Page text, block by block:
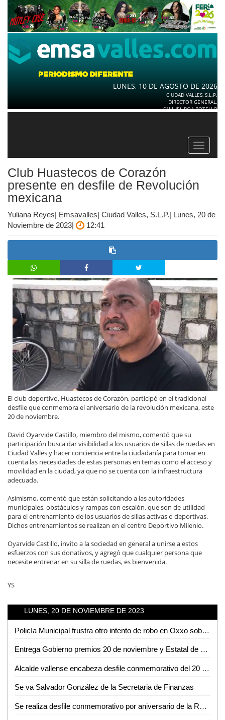
LUNES, 10 DE AGOSTO DE 2026
CIUDAD VALLES, S.L.P.
DIRECTOR GENERAL.
SAMUEL ROA BOTELLO
Toggle
Club Huastecos de Corazón
presente en desfile de Revolución
mexicana
Yuliana Reyes| Emsavalles| Ciudad Valles, S.L.P.| Lunes, 20 de
Noviembre de 2023|
12:41
El club deportivo, Huastecos de Corazón, participó en el tradicional
desfile que conmemora el aniversario de la revolución mexicana, este
20 de noviembre.
David Oyarvide Castillo, miembro del mismo, comentó que su
participación busca dar visibilidad a los usuarios de sillas de ruedas en
Ciudad Valles y hacer conciencia entre la ciudadanía para tomar en
cuenta las necesidades de estas personas en temas como el acceso y
movilidad en la ciudad, ya que no se cuenta con la infraestructura
adecuada.
Asimismo, comentó que están solicitando a las autoridades
municipales, obstáculos y rampas con escalón, que son de utilidad
para el entrenamiento de los usuarios de sillas activas o deportivas.
Dichos entrenamientos se realizan en el centro Deportivo Milenio.
Oyarvide Castillo, invito a la sociedad en general a unirse a estos
esfuerzos con sus donativos, y agregó que cualquier persona que
necesite entrenar en su silla de ruedas, es bienvenida.
YS
LUNES, 20 DE NOVIEMBRE DE 2023
Policía Municipal frustra otro intento de robo en Oxxo sobre la avenida Vicente C. Salazar
Entrega Gobierno premios 20 de noviembre y Estatal de deporte
Alcalde vallense encabeza desfile conmemorativo del 20 de noviembre
Se va Salvador González de la Secretaria de Finanzas
Se realiza desfile conmemorativo por aniversario de la Revolución Mexicana en Ciudad Valles